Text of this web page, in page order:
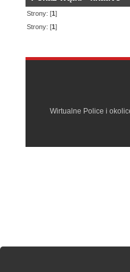
Strony: [1]
Strony: [1]
Wirtualne Police i